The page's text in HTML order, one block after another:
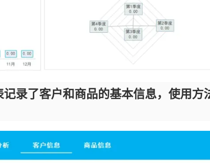
录了客户和商品的基本信息，使用方